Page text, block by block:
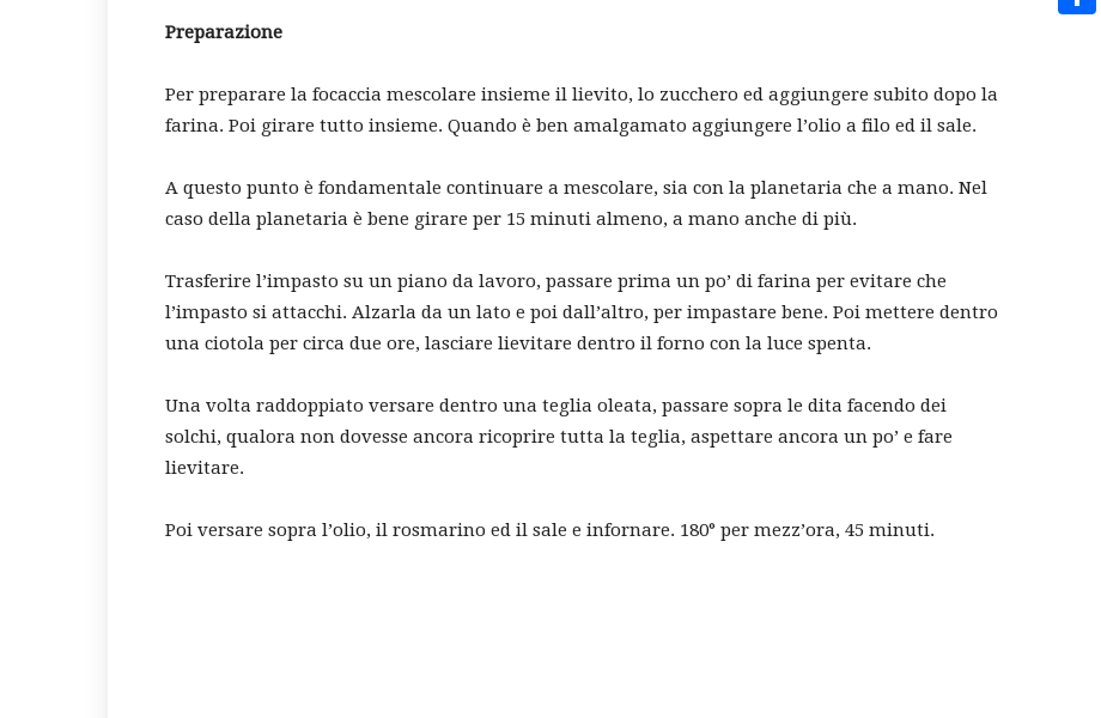
Preparazione
Per preparare la focaccia mescolare insieme il lievito, lo zucchero ed aggiungere subito dopo la
farina. Poi girare tutto insieme. Quando è ben amalgamato aggiungere l’olio a filo ed il sale.
A questo punto è fondamentale continuare a mescolare, sia con la planetaria che a mano. Nel
caso della planetaria è bene girare per 15 minuti almeno, a mano anche di più.
Trasferire l’impasto su un piano da lavoro, passare prima un po’ di farina per evitare che
l’impasto si attacchi. Alzarla da un lato e poi dall’altro, per impastare bene. Poi mettere dentro
una ciotola per circa due ore, lasciare lievitare dentro il forno con la luce spenta.
Una volta raddoppiato versare dentro una teglia oleata, passare sopra le dita facendo dei
solchi, qualora non dovesse ancora ricoprire tutta la teglia, aspettare ancora un po’ e fare
lievitare.
Poi versare sopra l’olio, il rosmarino ed il sale e infornare. 180° per mezz’ora, 45 minuti.